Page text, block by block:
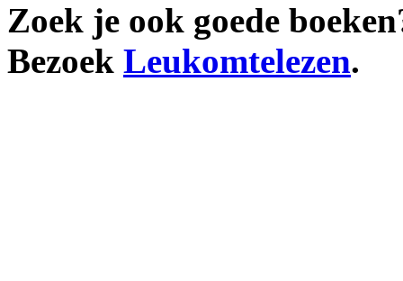
Zoek je ook goede
Bezoek Leukomtelezen.